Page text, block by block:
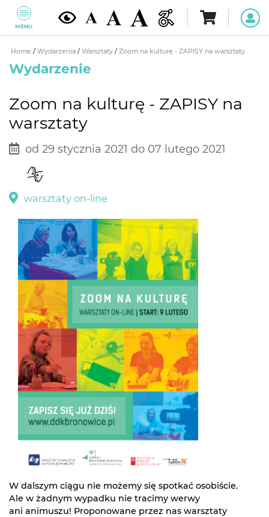
MENU
Home / Wydarzenia / Warsztaty / Zoom na kulturę - ZAPISY na warsztaty
Wydarzenie
Zoom na kulturę - ZAPISY na
warsztaty
od 29 stycznia 2021 do 07 lutego 2021
warsztaty on-line
W dalszym ciągu nie możemy się spotkać osobiście.
Ale w żadnym wypadku nie tracimy werwy
ani animuszu! Proponowane przez nas warsztaty